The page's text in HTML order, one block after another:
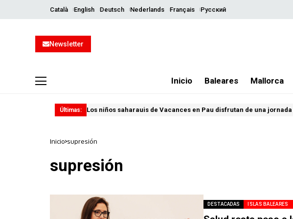
Català English Deutsch Nederlands Français Русский
Newsletter
Inicio Baleares Mallorca
Últimas: Los niños saharauis de Vacances en Pau disfrutan de una
Inicio supresión
supresión
DESTACADAS ISLAS BALEARES